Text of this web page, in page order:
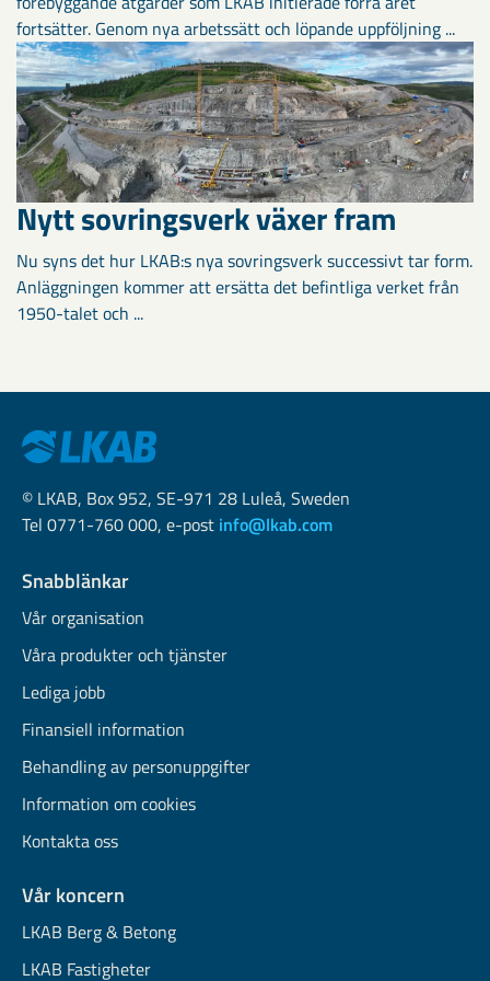
fortsätter. Genom nya arbetssätt och löpande uppföljning ...
Nytt sovringsverk växer fram
Nu syns det hur LKAB:s nya sovringsverk successivt tar form.
Anläggningen kommer att ersätta det befintliga verket från
1950-talet och ...
© LKAB, Box 952, SE-971 28 Luleå, Sweden
Tel 0771-760 000, e-post info@lkab.com
Snabblänkar
Vår organisation
Våra produkter och tjänster
Lediga jobb
Finansiell information
Behandling av personuppgifter
Information om cookies
Kontakta oss
Vår koncern
LKAB Berg & Betong
LKAB Fastigheter